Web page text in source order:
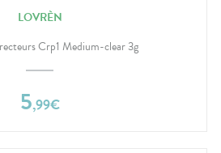
LOVRÈN
Crp1 Medium-clear 3g
5,99€